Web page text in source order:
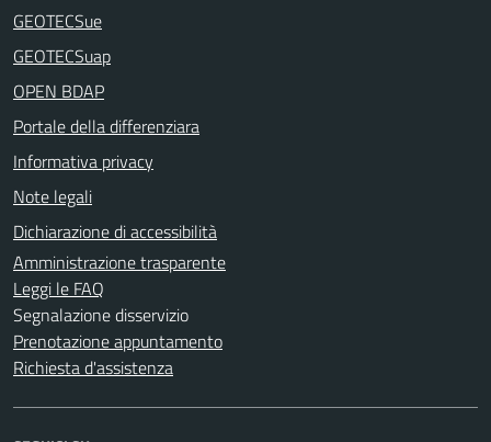
GEOTECSue
GEOTECSuap
OPEN BDAP
Portale della differenziara
Informativa privacy
Note legali
Dichiarazione di accessibilità
Amministrazione trasparente
Leggi le FAQ
Segnalazione disservizio
Prenotazione appuntamento
Richiesta d'assistenza